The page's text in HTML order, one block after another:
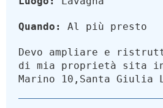
Quando: Al più presto
Devo ampliare e
di mia proprietà sita
Marino 10,Santa Giulia